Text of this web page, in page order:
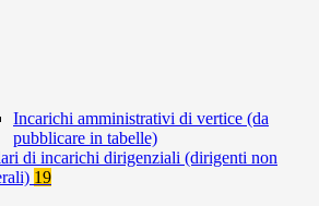
Incarichi amministrativi di vertice (da
pubblicare in tabelle)
di incarichi dirigenziali (dirigenti non
19